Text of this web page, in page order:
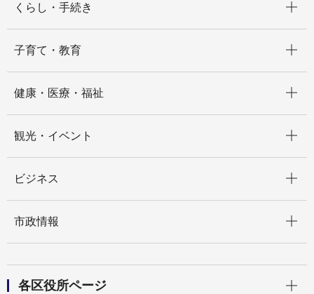
くらし・手続き
子育て・教育
健康・医療・福祉
観光・イベント
ビジネス
市政情報
各区役所ページ